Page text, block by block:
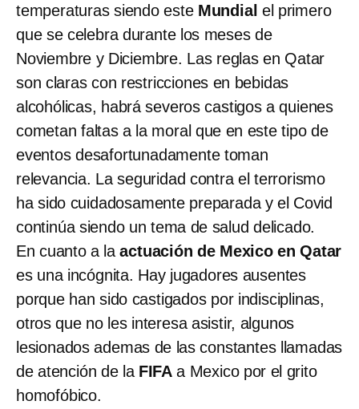
temperaturas siendo este Mundial el primero
que se celebra durante los meses de
Noviembre y Diciembre. Las reglas en Qatar
son claras con restricciones en bebidas
alcohólicas, habrá severos castigos a quienes
cometan faltas a la moral que en este tipo de
eventos desafortunadamente toman
relevancia. La seguridad contra el terrorismo
ha sido cuidadosamente preparada y el Covid
continúa siendo un tema de salud delicado.
En cuanto a laactuación de Mexico en Qatar
es una incógnita. Hay jugadores ausentes
porque han sido castigados por indisciplinas,
otros que no les interesa asistir, algunos
lesionados ademas de las constantes llamadas
de atención de la FIFA a Mexico por el grito
homofóbico.